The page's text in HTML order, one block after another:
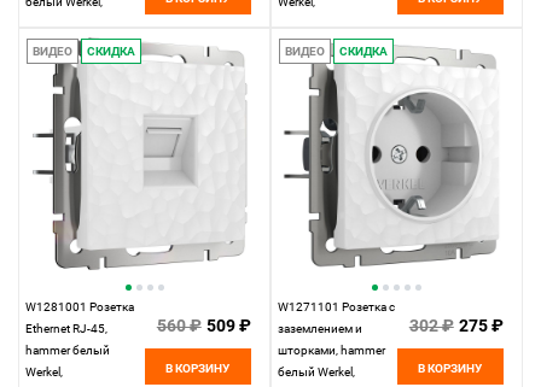
ВИДЕО СКИДКА
W1281001 Розетка
Ethernet RJ-45,
hammer белый
Werkel,
560 ₽ 509 ₽
В КОРЗИНУ
ВИДЕО СКИДКА
W1271101 Розетка с
заземлением и
шторками, hammer
белый Werkel,
302 ₽ 275 ₽
В КОРЗИНУ